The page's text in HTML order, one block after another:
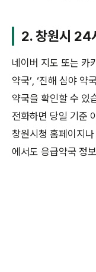
2. 창원시 24
네이버 지도 또는 카
약국’, ‘진해 심야 약
약국을 확인할 수 있
전화하면 당일 기준
창원시청 홈페이지
에서도 응급약국 정